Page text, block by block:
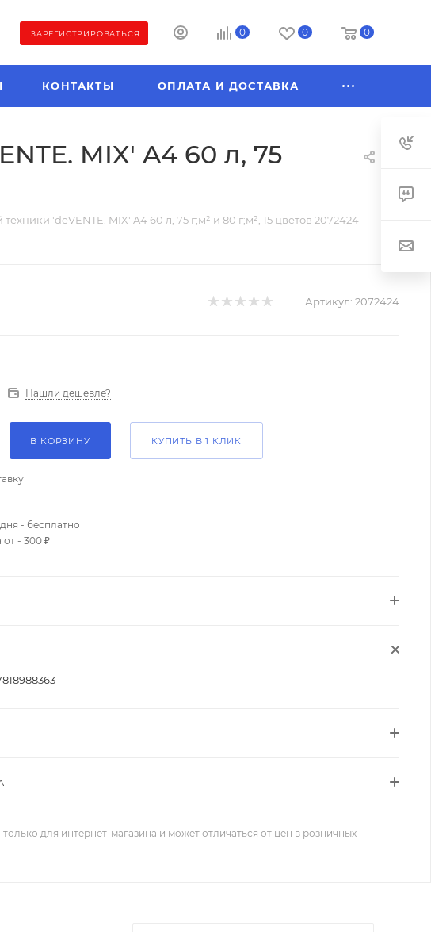
ЗАРЕГИСТРИРОВАТЬСЯ 0 0 0
КОНТАКТЫ ОПЛАТА И ДОСТАВКА
MIX' A4 60 л, 75
'deVENTE. MIX' A4 60 л, 75 г;м² и 80 г;м², 15 цветов 2072424
Артикул: 2072424
Нашли дешевле?
В КОРЗИНУ КУПИТЬ В 1 КЛИК
- бесплатно
от - 300 ₽
для интернет-магазина и может отличаться от цен в розничных